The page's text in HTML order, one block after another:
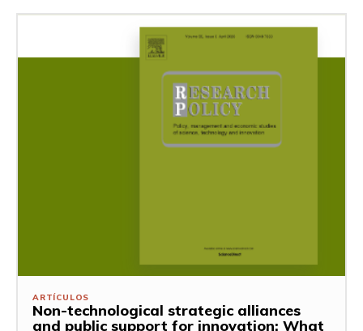
ARTÍCULOS
Non-technological strategic alliances
and public support for innovation: What